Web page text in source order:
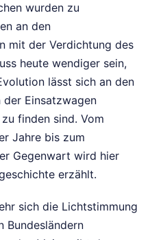
wurden zu
an den
mit der Verdichtung des
heute wendiger sein,
lässt sich an den
der Einsatzwagen
finden sind. Vom
Jahre bis zum
Gegenwart wird hier
erzählt.
sich die Lichtstimmung
Bundesländern